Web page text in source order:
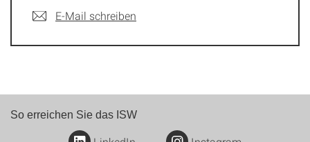
E-Mail schreiben
So erreichen Sie das ISW